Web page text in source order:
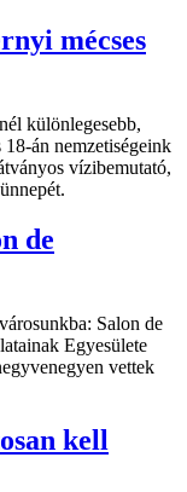
mécses
különlegesebb,
án nemzetiségeink
vízibemutató,
de
Salon de
Egyesülete
vettek
kell